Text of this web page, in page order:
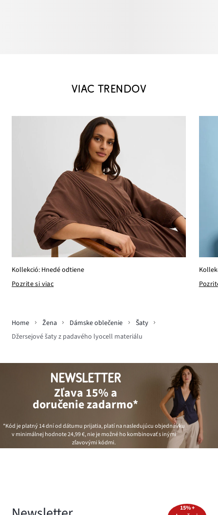
VIAC TRENDOV
Kollekció: Hnedé odtiene
Pozrite si viac
Home Žena Dámske oblečenie
Šaty
Džersejové šaty z padavého lyocell materiálu
NEWSLETTER
Zľava 15% a
doručenie zadarmo*
*Kód je platný 14 dní od dátumu prijatia, platí na nasledujúcu objednávku
v minimálnej hodnote24,99 €, nie je možné ho kombinovať s inými
zľavovými kódmi.
15% +